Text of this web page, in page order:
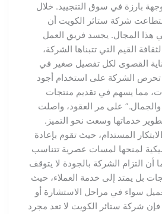
وجهة بارزة في سوق التنجييد. خلال
شركة ستائر الكويت أن
المجال. يجسد فريق العمل
القيم التي تتبناها الشركة،
القصوى لكل تفصيل صغير في
تحرص الشركة على استخدام أجود
مما يسهم في تقديم منتجات
على مر العقود، واصلت
خدماتها وسعت نحو التميز.
المستدام، حيث تقوم بإعادة
لمنحها لمسات عصرية تتناسب
أن التزام الشركة بالجودة لا يتوقف
بل يمتد إلى خدمة العملاء، حيث
سواء في مراحل الاستشارة أو
فإن شركة ستائر الكويت لا تعد مجرد